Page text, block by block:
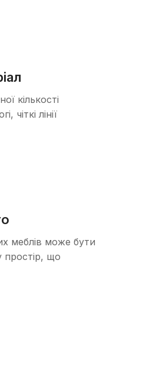
кількості
чіткі лінії
меблів може бути
простір, що